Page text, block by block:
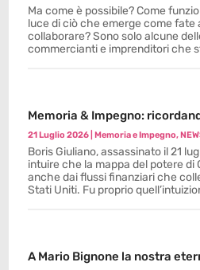
Ma come è possibile? Come
luce di ciò che emerge come fate
collaborare? Sono solo alcune
commercianti e imprenditori che
Memoria & Impegno:
21 Luglio 2026 |Memoria e Impegno,
Boris Giuliano, assassinato il 21
intuire che la mappa del potere di
anche dai flussi finanziari che
Stati Uniti. Fu proprio
A Mario Bignone la nostra